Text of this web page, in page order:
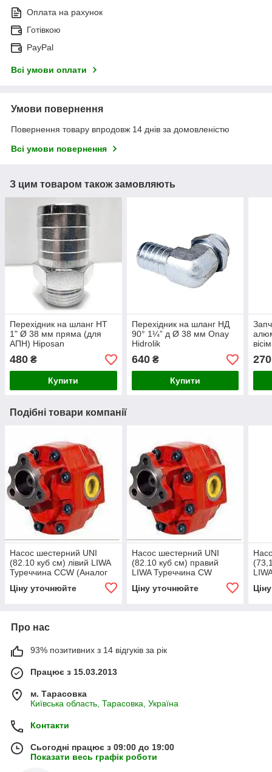
Оплата на рахунок
Готівкою
PayPal
Всі умови оплати
Умови повернення
Повернення товару впродовж 14 днів за домовленістю
Всі умови повернення
З цим товаром також замовляють
Перехідник на шланг НТ
1" Ø 38 мм пряма (для
АПН) Hiposan
480 ₴
Купити
Перехідник на шланг НД
90° 1¼” д Ø 38 мм Onay
Hidrolik
640₴
Купити
270
Подібні товари компанії
Насос шестерний UNI
(82.10 куб см) лівий LIWA
Туреччина СCW (Аналог
OMFB)
Ціну уточнюйте
Насос шестерний UNI
(82.10 куб см) правий
LIWA Туреччина СW
(Аналог NPH-82 105-011-
00826 OMFB)
Ціну уточнюйте
Про нас
93% позитивних з 14 відгуків за рік
Працює з 15.03.2013
м. Тарасовка
Київська область, Тарасовка, Україна
Контакти
Сьогодні працює з 09:00 до 19:00
Показати весь графік роботи